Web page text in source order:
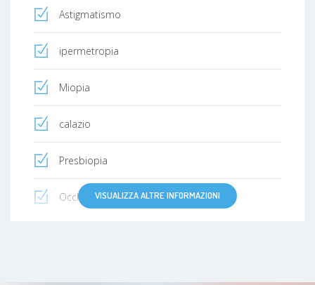
Astigmatismo
ipermetropia
Miopia
calazio
Presbiopia
Occhio seccoVISUALIZZA ALTRE INFORMAZIONI